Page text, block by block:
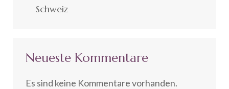
Schweiz
Neueste Kommentare
Es sind keine Kommentare vorhanden.